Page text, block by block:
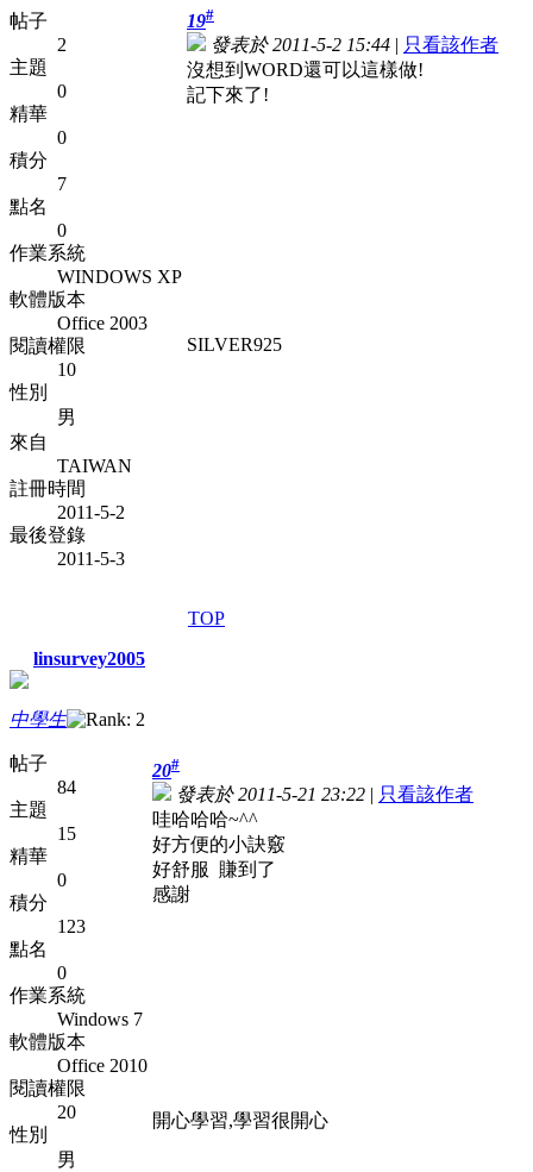
帖子
2
主題
0
精華
0
積分
7
點名
0
作業系統
WINDOWS XP
軟體版本
Office 2003
閱讀權限
10
性別
男
來自
TAIWAN
註冊時間
2011-5-2
最後登錄
2011-5-3
19#
發表於 2011-5-2 15:44 | 只看該作者
沒想到WORD還可以這樣做!
記下來了!
SILVER925
TOP
linsurvey2005
中學生
帖子
84
主題
15
精華
0
積分
123
點名
0
作業系統
Windows 7
軟體版本
Office 2010
閱讀權限
20
性別
男
20#
發表於 2011-5-21 23:22 | 只看該作者
哇哈哈哈~^^
好方便的小訣竅
好舒服 賺到了
感謝
開心學習,學習很開心